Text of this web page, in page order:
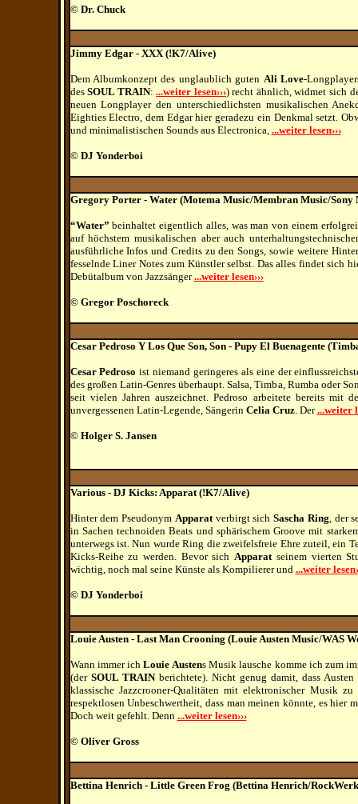
© Dr. Chuck
Jimmy Edgar - XXX (!K7/Alive)
Dem Albumkonzept des unglaublich guten Ali Love-
desSOUL TRAIN:...weiter lesen›››) recht ähnlich, widmet sich
neuen Longplayer den unterschiedlichsten musikalischen
Eighties Electro, dem Edgar hier geradezu ein Denkmal setzt.
und minimalistischen Sounds aus Electronica, ...weiter lesen›››
© DJ Yonderboi
Gregory Porter - Water (Motema Music/Membran Music/Sony
“Water” beinhaltet eigentlich alles, was man von einem
auf höchstem musikalischen aber auch
ausführliche Infos und Credits zu den Songs, sowie weitere
fesselnde Liner Notes zum Künstler selbst. Das alles findet sich
Debütalbum von Jazzsänger...weiter lesen›››
© Gregor Poschoreck
Cesar Pedroso Y Los Que Son, Son - Pupy El Buenagente
Cesar Pedroso ist niemand geringeres als eine der
des großen Latin-Genres überhaupt. Salsa, Timba, Rumba oder
seit vielen Jahren auszeichnet. Pedroso arbeitete bereits mit
unvergessenen Latin-Legende, Sängerin Celia Cruz.Der...weiter
© Holger S. Jansen
Various - DJ Kicks: Apparat (!K7/Alive)
Hinter dem Pseudonym Apparatverbirgt sichSascha Ring, der
in Sachen technoiden Beats und sphärischem Groove mit
unterwegs ist. Nun wurde Ring die zweifelsfreie Ehre zuteil, ein
Kicks-Reihe zu werden. Bevor sichApparatseinem vierten
wichtig, noch mal seine Künste als Kompilierer und ...weiter
© DJ Yonderboi
Louie Austen - Last Man Crooning (Louie Austen Music/WAS
Wann immer ichLouie Austens Musik lausche komme ich zum
(der SOUL TRAINberichtete). Nicht genug damit, dass
klassische Jazzcrooner-Qualitäten mit elektronischer Musik
respektlosen Unbeschwertheit, dass man meinen könnte, es hier
Doch weit gefehlt. Denn ...weiter lesen›››
© Oliver Gross
Bettina Henrich - Little Green Frog (Bettina Henrich/